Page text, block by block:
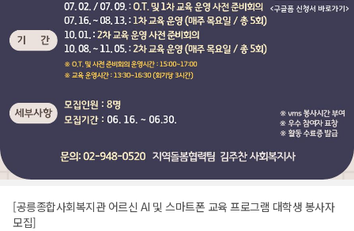
[공릉종합사회복지관 어르신 AI 및 스마트폰 교육 프로그램 대학생 봉사자
모집]